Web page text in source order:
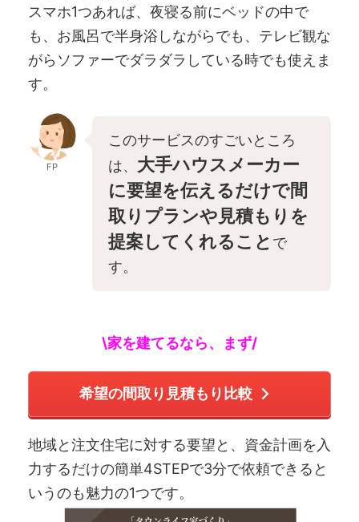
スマホ1つあれば、夜寝る前にベッドの中で
も、お風呂で半身浴しながらでも、テレビ観な
がらソファーでダラダラしている時でも使えま
す。
FP
このサービスのすごいところ
は、 大手ハウスメーカー
に要望を伝えるだけで間
取りプランや見積もりを
提案してくれること で
す。
\家を建てるなら、まず/
希望の間取り見積もり比較
地域と注文住宅に対する要望と、資金計画を入
力するだけの簡単4STEPで3分で依頼できると
いうのも魅力の1つです。